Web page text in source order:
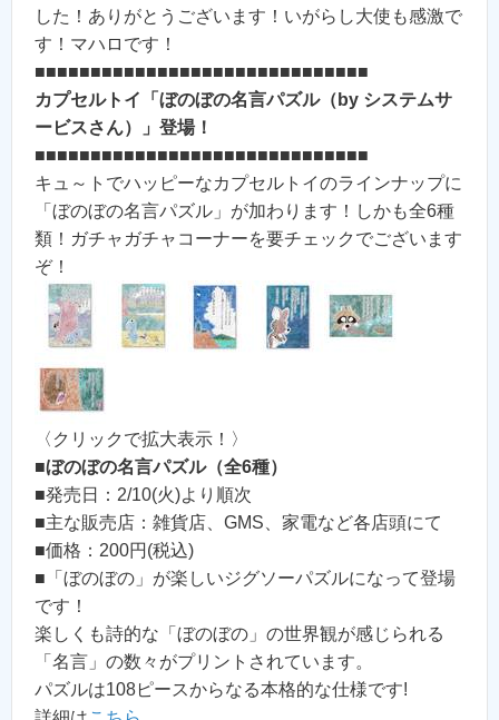
した！ありがとうございます！いがらし大使も感激で
す！マハロです！
■■■■■■■■■■■■■■■■■■■■■■■■■■■■■■
カプセルトイ「ぼのぼの名言パズル（by システムサ
ービスさん）」登場！
■■■■■■■■■■■■■■■■■■■■■■■■■■■■■■
キュ～トでハッピーなカプセルトイのラインナップに
「ぼのぼの名言パズル」が加わります！しかも全6種
類！ガチャガチャコーナーを要チェックでございます
ぞ！
〈クリックで拡大表示！〉
■ぼのぼの名言パズル（全6種）
■発売日：2/10(火)より順次
■主な販売店：雑貨店、GMS、家電など各店頭にて
■価格：200円(税込)
■「ぼのぼの」が楽しいジグソーパズルになって登場
です！
楽しくも詩的な「ぼのぼの」の世界観が感じられる
「名言」の数々がプリントされています。
パズルは108ピースからなる本格的な仕様です!